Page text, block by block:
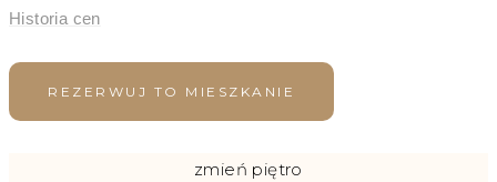
Historia cen
REZERWUJ TO MIESZKANIE
zmień piętro